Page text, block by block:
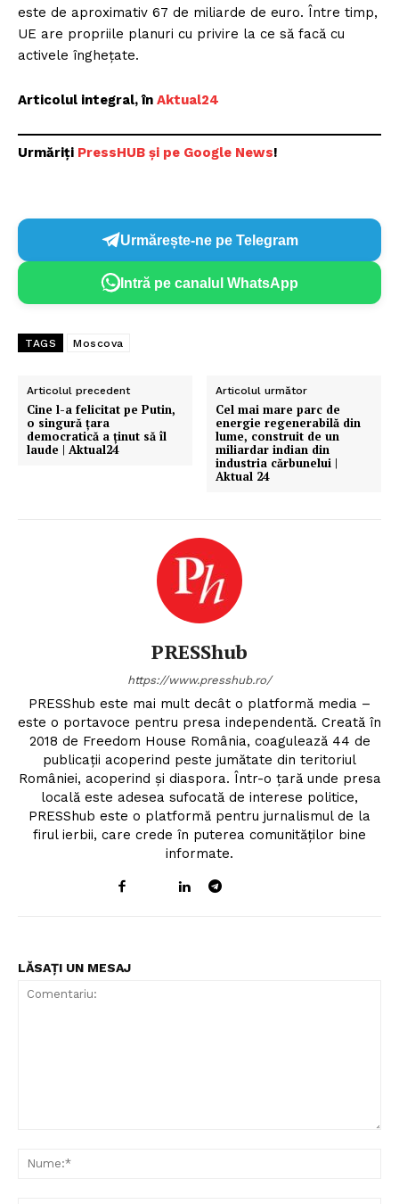
este de aproximativ 67 de miliarde de euro. Între timp,
UE are propriile planuri cu privire la ce să facă cu
activele înghețate.
Articolul integral, în Aktual24
Urmăriți PressHUB și pe Google News!
Urmărește-ne pe Telegram
Intră pe canalul WhatsApp
TAGS Moscova
Articolul precedent
Cine l-a felicitat pe Putin,
o singură țara
democratică a ținut să îl
laude | Aktual24
Articolul următor
Cel mai mare parc de
energie regenerabilă din
lume, construit de un
miliardar indian din
industria cărbunelui |
Aktual 24
PRESShub
https://www.presshub.ro/
PRESShub este mai mult decât o platformă media –
este o portavoce pentru presa independentă. Creată în
2018 de Freedom House România, coagulează 44 de
publicații acoperind peste jumătate din teritoriul
României, acoperind și diaspora. Într-o țară unde presa
locală este adesea sufocată de interese politice,
PRESShub este o platformă pentru jurnalismul de la
firul ierbii, care crede în puterea comunităților bine
informate.
LĂSAȚI UN MESAJ